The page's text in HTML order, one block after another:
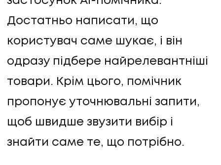
Достатньо написати, що
користувач саме шукає, і він
одразу підбере найрелевантніші
товари. Крім цього, помічник
пропонує уточнювальні запити,
щоб швидше звузити вибір і
знайти саме те, що потрібно.
КАР'ЄРА
КАР'ЄРА
БЛОГ
БЛОГ
ПРО НАС